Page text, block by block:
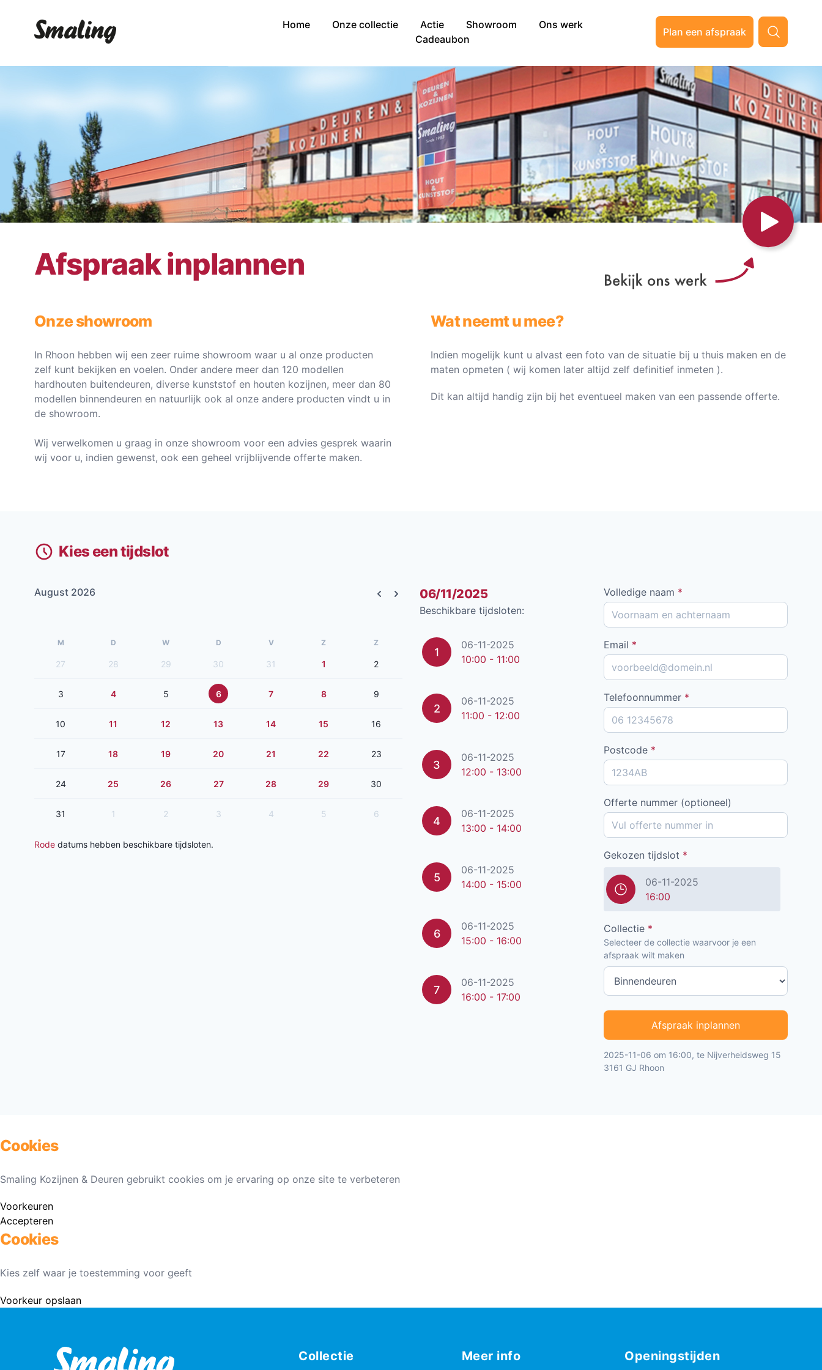
Home Onze collectie Actie Showroom
Ons werk
Cadeaubon
Plan een afspraak
Afspraak inplannen
Onze showroom
In Rhoon hebben wij een zeer ruime showroom waar u al onze producten
zelf kunt bekijken en voelen. Onder andere meer dan 120 modellen
hardhouten buitendeuren, diverse kunststof en houten kozijnen, meer dan 80
modellen binnendeuren en natuurlijk ook al onze andere producten vindt u in
de showroom.
Wij verwelkomen u graag in onze showroom voor een advies gesprek waarin
wij voor u, indien gewenst, ook een geheel vrijblijvende offerte maken.
Wat neemt u mee?
Indien mogelijk kunt u alvast een foto van de situatie bij u thuis maken en de
maten opmeten ( wij komen later altijd zelf definitief inmeten ).
Dit kan altijd handig zijn bij het eventueel maken van een passende offerte.
Kies een tijdslot
August 2026
Previous month
Next month
M D W D V Z Z
27 28 29 30 31 1 2
3 4 5 6 7 8 9
10 11 12 13 14 15 16
17 18 19 20 21 22 23
24 25 26 27 28 29 30
31 1 2 3 4 5 6
Rode datums hebben beschikbare tijdsloten.
06/11/2025
Beschikbare tijdsloten:
1
06-11-2025
10:00 - 11:00
2
06-11-2025
11:00 - 12:00
3
06-11-2025
12:00 - 13:00
4
06-11-2025
13:00 - 14:00
5
06-11-2025
14:00 - 15:00
6
06-11-2025
15:00 - 16:00
7
06-11-2025
16:00 - 17:00
Volledige naam *
Email *
Telefoonnummer *
Postcode *
Offerte nummer (optioneel)
Gekozen tijdslot *
06-11-2025
16:00
Collectie *
Selecteer de collectie waarvoor je een
afspraak wilt maken
Afspraak inplannen
2025-11-06 om 16:00, te Nijverheidsweg 15
3161 GJ Rhoon
Cookies
Smaling Kozijnen & Deuren gebruikt cookies om je ervaring op onze site te verbeteren
Voorkeuren
Accepteren
Cookies
Kies zelf waar je toestemming voor geeft
Voorkeur opslaan
Collectie Meer info Openingstijden